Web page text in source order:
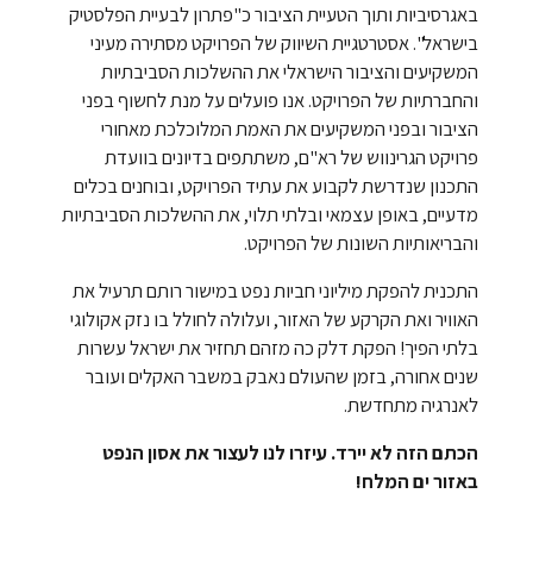
באגרסיביות ותוך הטעיית הציבור כ"פתרון לבעיית הפלסטיק
בישראל". אסטרטגיית השיווק של הפרויקט מסתירה מעיני
המשקיעים והציבור הישראלי את ההשלכות הסביבתיות
והחברתיות של הפרויקט. אנו פועלים על מנת לחשוף בפני
הציבור ובפני המשקיעים את האמת המלוכלכת מאחורי
פרויקט הגרינווש של רא"ם, משתתפים בדיונים בוועדת
התכנון שנדרשת לקבוע את עתיד הפרויקט, ובוחנים בכלים
מדעיים, באופן עצמאי ובלתי תלוי, את ההשלכות הסביבתיות
והבריאותיות השונות של הפרויקט.
התכנית להפקת מיליוני חביות נפט במישור רותם תרעיל את
האוויר ואת הקרקע של האזור, ועלולה לחולל בו נזק אקולוגי
בלתי הפיך! הפקת דלק כה מזהם תחזיר את ישראל עשרות
שנים אחורה, בזמן שהעולם נאבק במשבר האקלים ועובר
לאנרגיה מתחדשת.
הכתם הזה לא יירד. עיזרו לנו לעצור את אסון הנפט
באזור ים המלח!